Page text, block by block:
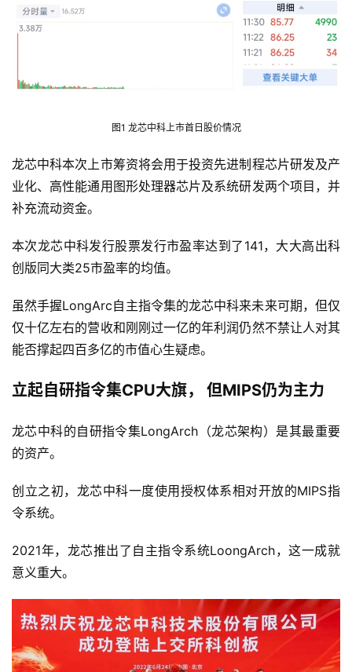
图1 龙芯中科上市首日股价情况
龙芯中科本次上市筹资将会用于投资先进制程芯片研发及产
业化、高性能通用图形处理器芯片及系统研发两个项目，并
补充流动资金。
本次龙芯中科发行股票发行市盈率达到了141，大大高出科
创版同大类25市盈率的均值。
虽然手握LongArc自主指令集的龙芯中科来未来可期，但仅
仅十亿左右的营收和刚刚过一亿的年利润仍然不禁让人对其
能否撑起四百多亿的市值心生疑虑。
立起自研指令集CPU大旗， 但MIPS仍为主力
龙芯中科的自研指令集LongArch（龙芯架构）是其最重要
的资产。
创立之初，龙芯中科一度使用授权体系相对开放的MIPS指
令系统。
2021年，龙芯推出了自主指令系统LoongArch，这一成就
意义重大。